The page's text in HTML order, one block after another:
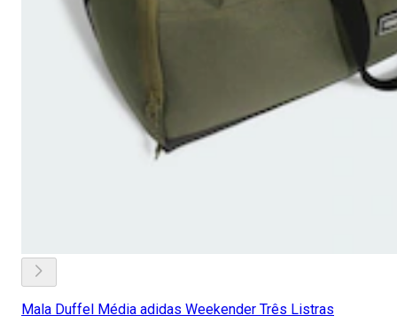
Mala Duffel Média adidas Weekender Três Listras